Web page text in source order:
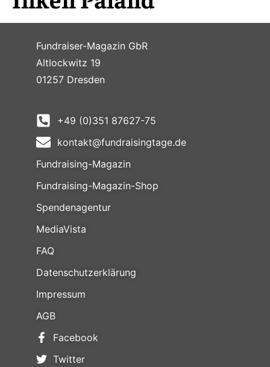
Fundraiser-Magazin GbR
Altlockwitz 19
01257 Dresden
+49 (0)351 87627-75
kontakt@fundraisingtage.de
Fundraising-Magazin
Fundraising-Magazin-Shop
Spendenagentur
MediaVista
FAQ
Datenschutzerklärung
Impressum
AGB
Facebook
Twitter